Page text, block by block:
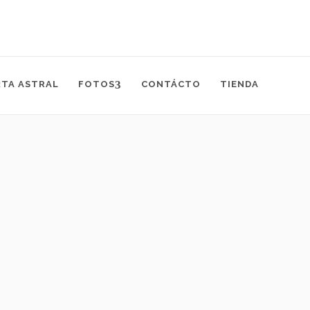
ASTRAL FOTOS CONTÁCTO TIENDA